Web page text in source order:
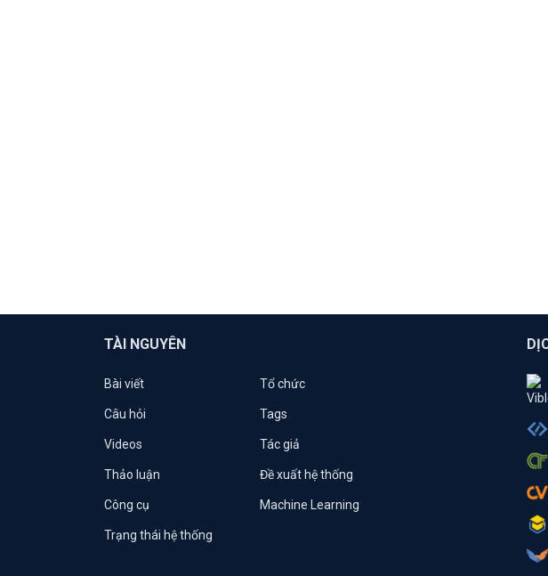
TÀI NGUYÊN
Bài viết Tổ chức
Câu hỏi Tags
Videos Tác giả
Thảo luận Đề xuất hệ thống
Công cụ Machine Learning
Trạng thái hệ thống